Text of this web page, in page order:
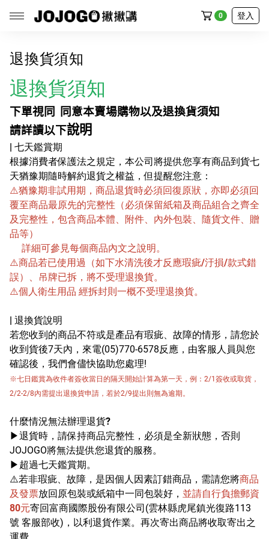
0 登入
全部商品
廚房館
生活館
家電館
清潔館
戶外館
流行館
食品館
涼感床包
品牌
服務/政策
Line
Instagram
Youtube
退換貨須知
退換貨須知
下單視同 同意本賣場購物以及退換貨須知
請詳讀以下說明
| 七天鑑賞期
根據消費者保護法之規定，本公司將提供您享有商品到貨七
天猶豫期隨時解約退貨之權益，但提醒您注意：
⚠️猶豫期非試用期，商品退貨時必須回復原狀，亦即必須回
覆至商品最原先的完整性（必須保留紙箱及商品組合之齊全
及完整性，包含商品本體、附件、內外包裝、隨貨文件、贈
品等）
詳細可參見每個商品內文之說明。
⚠️商品若已使用過（如下水清洗後才反應瑕疵/汙損/款式錯
誤）、吊牌已拆，將不受理退換貨。
⚠️個人衛生用品 經拆封則一概不受理退換貨。
| 退換貨說明
若您收到的商品不符或是產品有瑕疵、故障的情形，請您於
收到貨後7天內，來電(05)770-6578反應，由客服人員與您
確認後，我們會儘快協助您處理!
※七日鑑賞為收件者簽收當日的隔天開始計算為第一天，例：2/1簽收或取貨，
2/2-2/8內需提出退換貨申請，若於2/9提出則無為逾期。
什麼情況無法辦理退貨?
▶️退貨時，請保持商品完整性，必須是全新狀態，否則
JOJOGO將無法提供您退貨的服務。
▶️超過七天鑑賞期。
⚠️若非瑕疵、故障，是因個人因素訂錯商品，需請您將商品
及發票放回原包裝或紙箱中一同包裝好， 並請自行負擔郵資
80元寄回富商國際股份有限公司(雲林縣虎尾鎮光復路113
號 客服部收)，以利退貨作業。再次寄出商品將收取寄出之